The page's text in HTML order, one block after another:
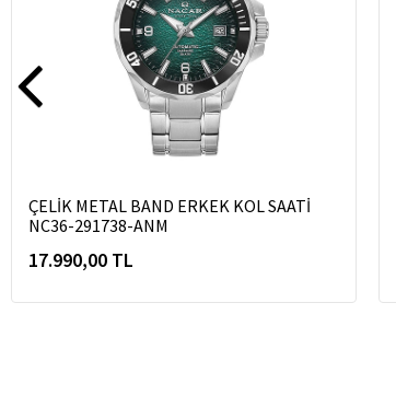
ÇELİK METAL BAND ERKEK KOL SAATİ
NC36-291738-ANM
17.990,00 TL